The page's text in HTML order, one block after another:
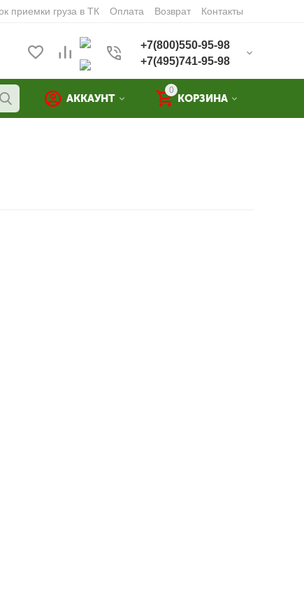
приемки груза в ТК Оплата Возврат Контакты
+7(800)550-95-98
+7(495)741-95-98
0
КОРЗИНА
АККАУНТ